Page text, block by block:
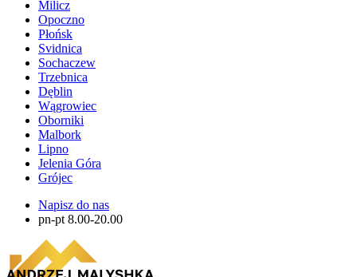
Milicz
Opoczno
Płońsk
Svidnica
Sochaczew
Trzebnica
Dęblin
Wągrowiec
Oborniki
Malbork
Lipno
Jelenia Góra
Grójec
Napisz do nas
pn-pt 8.00-20.00